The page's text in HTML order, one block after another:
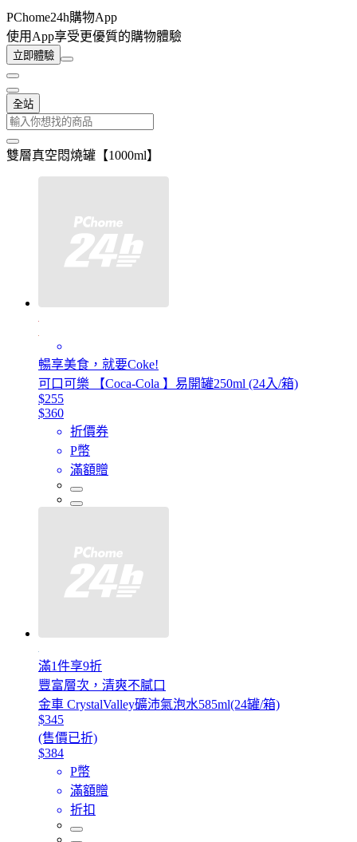
PChome24h購物App
使用App享受更優質的購物體驗
立即體驗
全站
雙層真空悶燒罐【1000ml】
暢享美食，就要Coke!
可口可樂 【Coca-Cola 】易開罐250ml (24入/箱)
$255
$360
折價券
P幣
滿額贈
滿1件享9折
豐富層次，清爽不膩口
金車 CrystalValley礦沛氣泡水585ml(24罐/箱)
$345
(售價已折)
$384
P幣
滿額贈
折扣